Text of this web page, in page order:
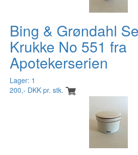
Bing & Grøndahl
Krukke No 551 fra
Apotekerserien
Lager: 1
200,- DKK pr. stk.